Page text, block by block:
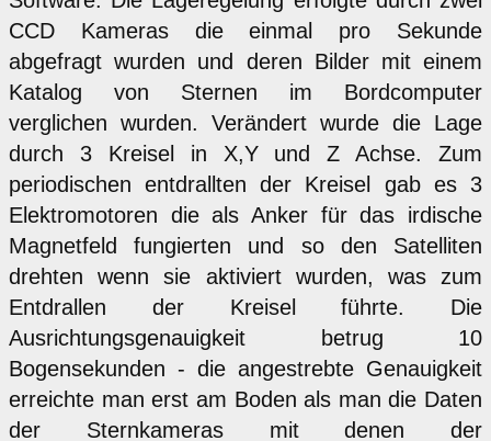
CCD Kameras die einmal pro Sekunde
abgefragt wurden und deren Bilder mit einem
Katalog von Sternen im Bordcomputer
verglichen wurden. Verändert wurde die Lage
durch 3 Kreisel in X,Y und Z Achse. Zum
periodischen entdrallten der Kreisel gab es 3
Elektromotoren die als Anker für das irdische
Magnetfeld fungierten und so den Satelliten
drehten wenn sie aktiviert wurden, was zum
Entdrallen der Kreisel führte. Die
Ausrichtungsgenauigkeit betrug 10
Bogensekunden - die angestrebte Genauigkeit
erreichte man erst am Boden als man die Daten
der Sternkameras mit denen der